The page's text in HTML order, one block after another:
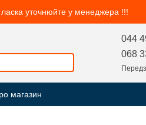
ласка уточнюйте у менеджера !!!
044
068
магазин